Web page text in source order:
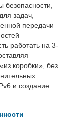
задач,
передачи
работать на 3-
коробки», без
и создание